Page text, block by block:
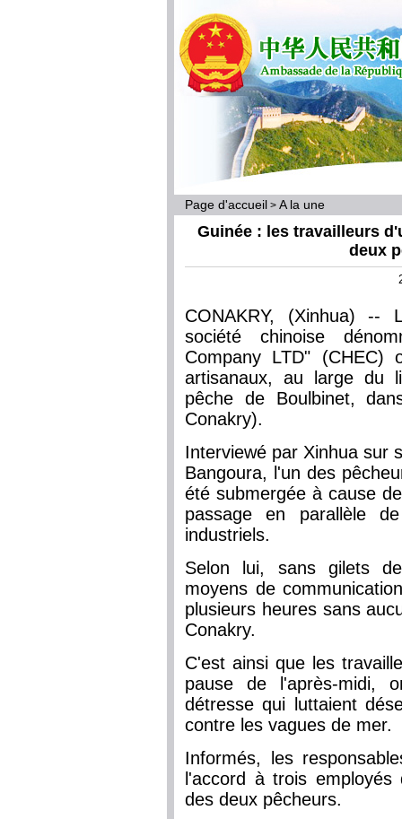
Page d'accueil > A la une
Guinée : les travailleurs
deux
CONAKRY, (Xinhua) --
société chinoise
Company LTD"
artisanaux, au large du
pêche de Boulbinet,
Conakry).
Interviewé par Xinhua sur
Bangoura, l'un des
été submergée à cause
passage en parallèle
industriels.
Selon lui, sans gilets
moyens de
plusieurs heures sans
Conakry.
C'est ainsi que les
pause de l'après-midi,
détresse qui luttaient
contre les vagues de mer.
Informés, les
l'accord à trois
des deux pêcheurs.